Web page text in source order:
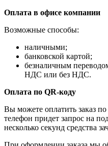
Оплата в офисе компании
Возможные способы:
наличными;
банковской картой;
безналичным
НДС или без НДС.
Оплата по QR-коду
Вы можете оплатить заказ
телефон придет запрос на
несколько секунд средства